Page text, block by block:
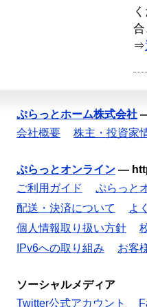
⇒
ぷらっとホーム株式会社
会社概要
株主・投資家
ぷらっとオンライン —
ご利用ガイド
ぷらっと
配送・決済について
よ
個人情報取り扱い方針
IPv6への取り組み
お客
ソーシャルメディア
Twitter公式アカウント